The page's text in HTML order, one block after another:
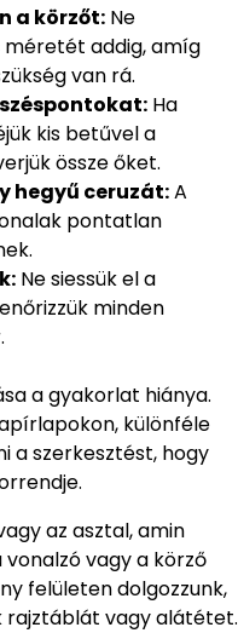
a körzőt: Ne
addig, amíg
van rá.
Ha
kis betűvel a
össze őket.
hegyű ceruzát:A
pontatlan
Ne siessük el a
minden
a gyakorlat hiánya.
különféle
a szerkesztést, hogy
az asztal, amin
vagy a körző
felületen dolgozzunk,
rajztáblát vagy alátétet.